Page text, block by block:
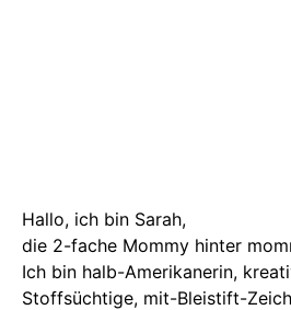
Hallo, ich bin Sarah,
die 2-fache Mommy hinter
Ich bin halb-Amerikanerin,
Stoffsüchtige, mit-Bleistift-